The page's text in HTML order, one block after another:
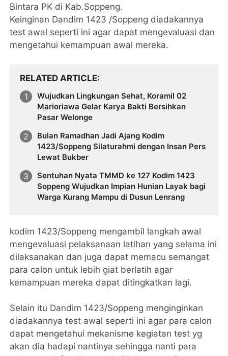
Bintara PK di Kab.Soppeng.
Keinginan Dandim 1423 /Soppeng diadakannya
test awal seperti ini agar dapat mengevaluasi dan
mengetahui kemampuan awal mereka.
RELATED ARTICLE
Wujudkan Lingkungan Sehat, Koramil 02
Marioriawa Gelar Karya Bakti Bersihkan
Pasar Welonge
Bulan Ramadhan Jadi Ajang Kodim
1423/Soppeng Silaturahmi dengan Insan Pers
Lewat Bukber
Sentuhan Nyata TMMD ke 127 Kodim 1423
Soppeng Wujudkan Impian Hunian Layak bagi
Warga Kurang Mampu di Dusun Lenrang
kodim 1423/Soppeng mengambil langkah awal
mengevaluasi pelaksanaan latihan yang selama ini
dilaksanakan dan juga dapat memacu semangat
para calon untuk lebih giat berlatih agar
kemampuan mereka dapat ditingkatkan lagi.
Selain itu Dandim 1423/Soppeng menginginkan
diadakannya test awal seperti ini agar para calon
dapat mengetahui mekanisme kegiatan test yg
akan dia hadapi nantinya sehingga nanti para